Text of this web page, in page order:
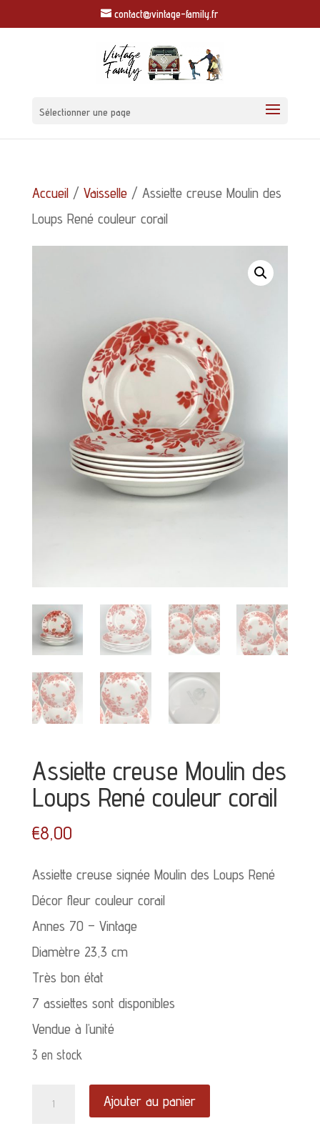
contact@vintage-family.fr
Sélectionner une page
Accueil/ Vaisselle/ Assiette creuse Moulin des
Loups René couleur corail
Assiette creuse Moulin des
Loups René couleur corail
€8,00
Assiette creuse signée Moulin des Loups René
Décor fleur couleur corail
Annes 70 – Vintage
Diamètre 23,3 cm
Très bon état
7 assiettes sont disponibles
Vendue à l’unité
3 en stock
quantité
Ajouter au panier